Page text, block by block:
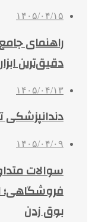
۱۴۰۵/۰۴/۱۵
راهنمای
دقیق‌ترین
۱۴۰۵/۰۴/۱۳
۱۴۰۵/۰۴/۰۹
سوالات
فروشگاهی؛
بوق زدن